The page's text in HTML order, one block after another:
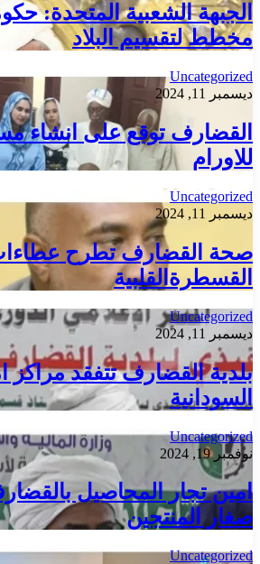
الجبهة الشعبية المتحدة:
مخطط لتقسيم البلاد
Uncategorized
ديسمبر 11, 2024
القضارف توقع على انشاء
للاورام
Uncategorized
ديسمبر 11, 2024
صحة القضارف تطرح
القسطرةالقلبية
Uncategorized
ديسمبر 11, 2024
بلدية القضارف تتفقد مراكز
السودانية
Uncategorized
نوفمبر 19, 2024
امين تجار المحاصيل
صغار المنتجين
Uncategorized